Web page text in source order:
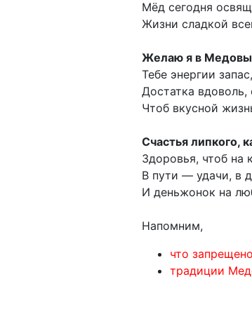
Мёд сегодня
Жизни сладкой
Желаю я в
Тебе энергии запас,
Достатка вдоволь,
Чтоб вкусной
Счастья липкого,
Здоровья, чтоб на
В пути — удачи, в
И деньжонок на
Напомним,
что
традиции